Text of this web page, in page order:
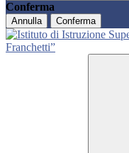
Conferma
Annulla Conferma